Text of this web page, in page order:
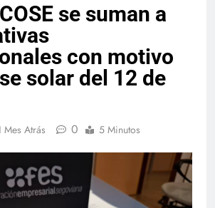
se suman a
con motivo
solar del 12 de
Mes Atrás 0 5 Minutos